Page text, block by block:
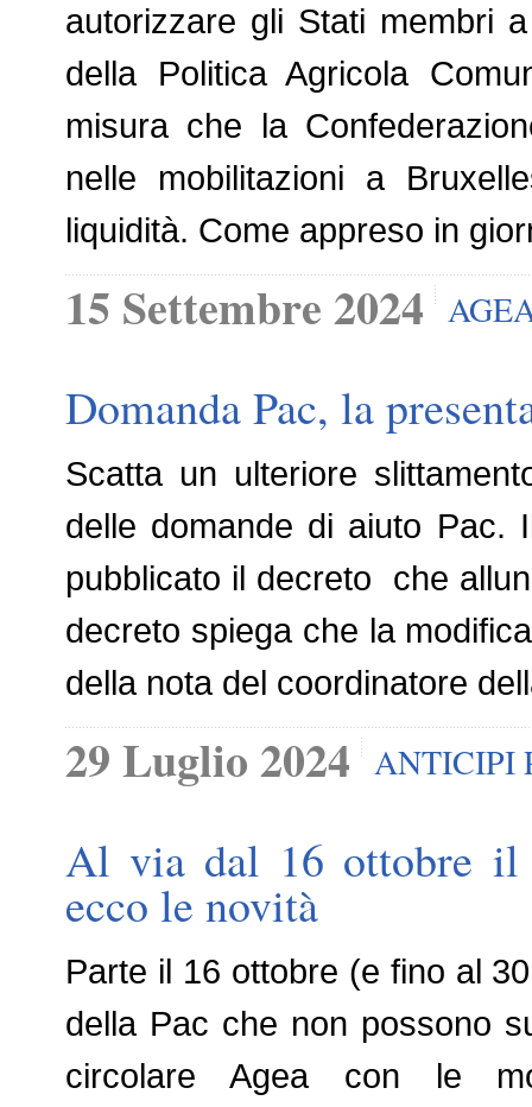
autorizzare gli Stati membri
della Politica Agricola
misura che la
nelle mobilitazioni a
liquidità. Come appreso in
15 Settembre 2024
Domanda Pac, la
Scatta un ulteriore
delle domande di aiuto
pubblicato il decreto che
decreto spiega che la
della nota del coordinatore
29 Luglio 2024 ANTICIPI
Al via dal 16 ottobre il
ecco le novità
Parte il 16 ottobre (e fino al
della Pac che non possono
circolare Agea con le